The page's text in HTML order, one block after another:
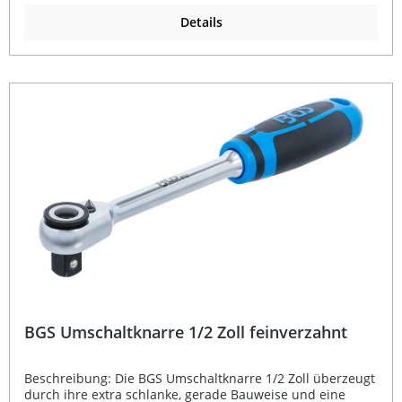
einsetzen. Die feinverzahnte Mechanik mit 72 Zähnen
Der integrierte Schnelllöser ermöglicht einen schnellen
Umschalthebel versehentliches Verstellen verhindert. Der
rutschfeste, ergonomisch geformte 2-Komponenten-Griff
liegt angenehm in der Hand und bietet maximale
Kontrolle und Kraftübertragung. Die verchromte, matte
Oberfläche schützt zusätzlich vor Korrosion und verleiht
dem Werkzeug eine edle Optik. Feinverzahnte
Umschaltknarre mit 72 Zähnen für präzises Arbeiten
Hochwertiger Chrom-Vanadium-Stahl – langlebig und
belastbar Ergonomischer 2-Komponenten-Griff für
optimalen Halt Mit Schnelllösefunktion und sicherem
Umschalthebel Matt verchromt für Korrosionsschutz und
Profi-Look Lieferumfang: 1 × Umschaltknarre 3/8 Zoll (10
mm) Außenvierkant
Details
BGS Umschaltknarre 1/2 Zoll feinverzahnt
Beschreibung: Die BGS Umschaltknarre 1/2 Zoll überzeugt
durch ihre extra schlanke, gerade Bauweise und eine